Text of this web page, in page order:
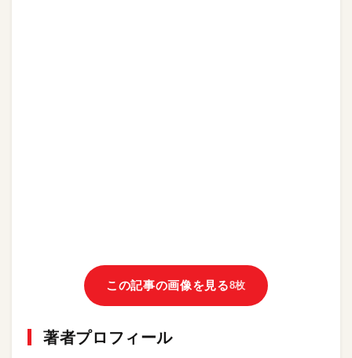
この記事の画像を見る8枚
著者プロフィール